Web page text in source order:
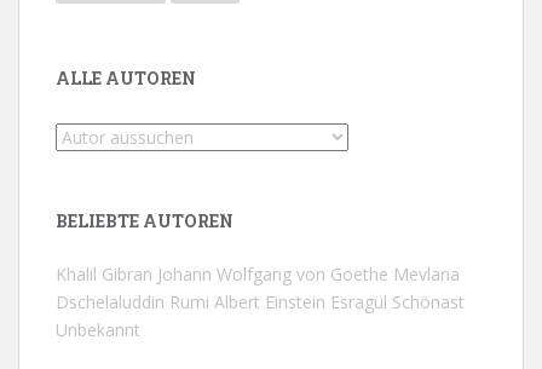
ALLE AUTOREN
BELIEBTE AUTOREN
Khalil Gibran Johann Wolfgang von Goethe Mevlana
Dschelaluddin Rumi Albert Einstein Esragül Schönast
Unbekannt